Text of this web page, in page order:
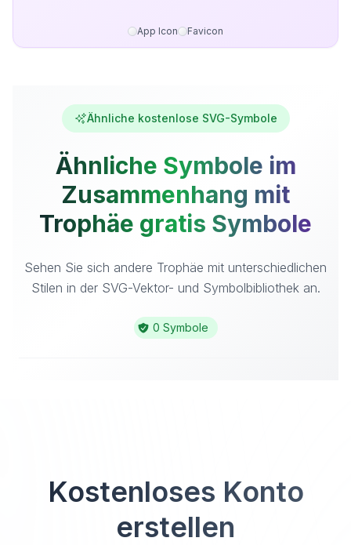
App Icon Favicon
Ähnliche kostenlose SVG-Symbole
Ähnliche Symbole im
Zusammenhang mit
Trophäe gratis Symbole
Sehen Sie sich andere Trophäe mit unterschiedlichen
Stilen in der SVG-Vektor- und Symbolbibliothek an.
0 Symbole
Kostenloses Konto
erstellen